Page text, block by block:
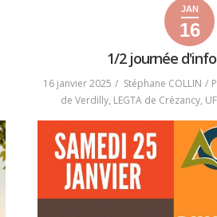
16
janvier
2025
22
janvier
2025
JAN
16
2025
1/2 journée
16 janvier 2025 Stéphane COLLIN
de Verdilly, LEGTA de Crézancy,